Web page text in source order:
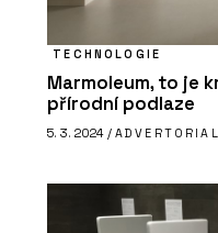
TECHNOLOGIE
Marmoleum, to je
přírodní podlaze
5. 3. 2024 / ADVERTORIAL